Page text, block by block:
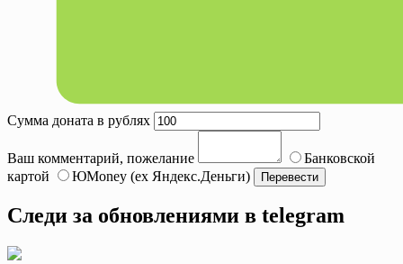
Сумма доната в рублях
Ваш комментарий, пожелание
Банковской
картой
ЮMoney (ex Яндекс.Деньги)
Следи за обновлениями в telegram